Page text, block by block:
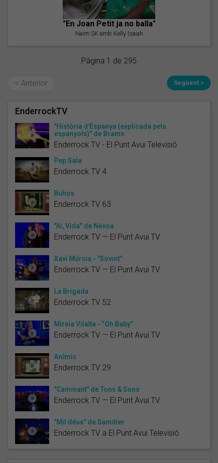
"En Joan Petit ja no balla"
Naim SK amb Kelly Isaiah
Pàgina 1 de 295
< Anterior Següent >
EnderrockTV
"Història d'Espanya (explicada pels
espanyols)" de Brams
Enderrock TV - El Punt Avui Televisió
Pep Sala
Enderrock TV 4
Buhos
Enderrock TV 63
"Ai, Vida" de Névoa
Enderrock TV — El Punt Avui TV
Xavi Múrcia - "Sovint"
Enderrock TV — El Punt Avui TV
La Brigada
Enderrock TV 52
Mireia Vilalta - “Oh Baby”
Enderrock TV — El Punt Avui TV
Anímic
Enderrock TV 29
"Caminant" de Tons & Sons
Enderrock TV — El Punt Avui TV
"Mil déus" de Samitier
Enderrock TV a El Punt Avui Televisió